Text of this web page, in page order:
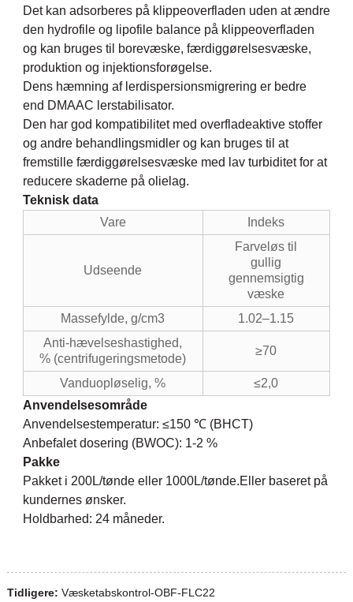
Det kan adsorberes på klippeoverfladen uden at ændre
den hydrofile og lipofile balance på klippeoverfladen
og kan bruges til borevæske, færdiggørelsesvæske,
produktion og injektionsforøgelse.
Dens hæmning af lerdispersionsmigrering er bedre
end DMAAC lerstabilisator.
Den har god kompatibilitet med overfladeaktive stoffer
og andre behandlingsmidler og kan bruges til at
fremstille færdiggørelsesvæske med lav turbiditet for at
reducere skaderne på olielag.
Teknisk data
Vare
Indeks
Udseende
Farveløs til
gullig
gennemsigtig
væske
Massefylde, g/cm3
1.02–1.15
Anti-hævelseshastighed,
% (centrifugeringsmetode)
≥70
Vanduopløselig, %
≤2,0
Anvendelsesområde
Anvendelsestemperatur: ≤150 ℃ (BHCT)
Anbefalet dosering (BWOC): 1-2 %
Pakke
Pakket i 200L/tønde eller 1000L/tønde.Eller baseret på
kundernes ønsker.
Holdbarhed: 24 måneder.
Tidligere: Væsketabskontrol-OBF-FLC22